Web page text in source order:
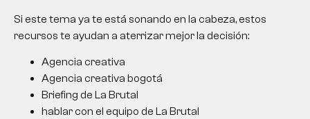
Si este tema ya te está sonando en la cabeza, estos
recursos te ayudan a aterrizar mejor la decisión:
Agencia creativa
Agencia creativa bogotá
Briefing de La Brutal
hablar con el equipo de La Brutal